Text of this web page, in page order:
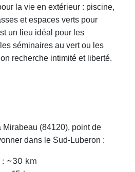
la vie en extérieur : piscine,
et espaces verts pour
un lieu idéal pour les
séminaires au vert ou les
recherche intimité et liberté.
(84120), point de
dans le Sud-Luberon :
: ~30 km